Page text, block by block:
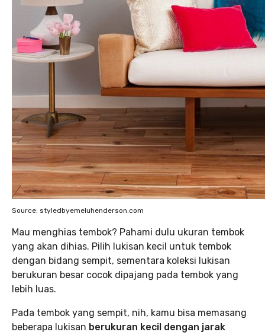
Source: styledbyemeluhenderson.com
Mau menghias tembok? Pahami dulu ukuran tembok
yang akan dihias. Pilih lukisan kecil untuk tembok
dengan bidang sempit, sementara koleksi lukisan
berukuran besar cocok dipajang pada tembok yang
lebih luas.
Pada tembok yang sempit, nih, kamu bisa memasang
beberapa lukisan berukuran kecil dengan jarak